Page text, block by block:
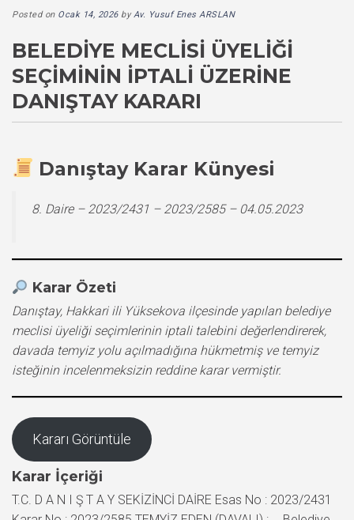
Posted on Ocak 14, 2026byAv. Yusuf Enes ARSLAN
BELEDIYE MECLISI ÜYELIĞI
SEÇIMININ İPTALI ÜZERINE
DANIŞTAY KARARI
Danıştay Karar Künyesi
8. Daire – 2023/2431 – 2023/2585 – 04.05.2023
Karar Özeti
Danıştay, Hakkari ili Yüksekova ilçesinde yapılan belediye
meclisi üyeliği seçimlerinin iptali talebini değerlendirerek,
davada temyiz yolu açılmadığına hükmetmiş ve temyiz
isteğinin incelenmeksizin reddine karar vermiştir.
Kararı Görüntüle
Karar İçeriği
T.C. D A N I Ş T A Y SEKİZİNCİ DAİRE Esas No : 2023/2431